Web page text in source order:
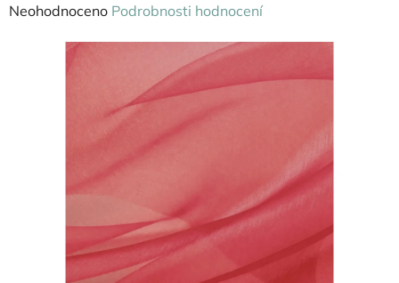
Průměrné
Neohodnoceno Podrobnosti hodnocení